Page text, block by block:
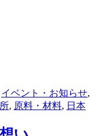
イベント・お知らせ,
, 原料・材料, 日本